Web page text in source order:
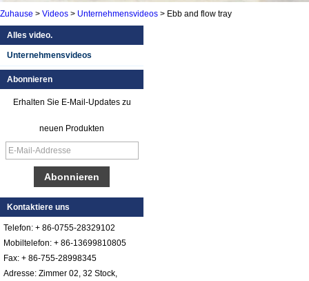
Zuhause > Videos > Unternehmensvideos > Ebb and flow tray
Alles video.
Unternehmensvideos
Abonnieren
Erhalten Sie E-Mail-Updates zu
neuen Produkten
Kontaktiere uns
Telefon: + 86-0755-28329102
Mobiltelefon: + 86-13699810805
Fax: + 86-755-28998345
Adresse: Zimmer 02, 32 Stock,
Glattes Gel Cotated
Reinforced Plastik
FRP Blatt
Farbiges Gel
Cotated Fiberglas
verstärktes Plastik
FRP Pebbled Blatt